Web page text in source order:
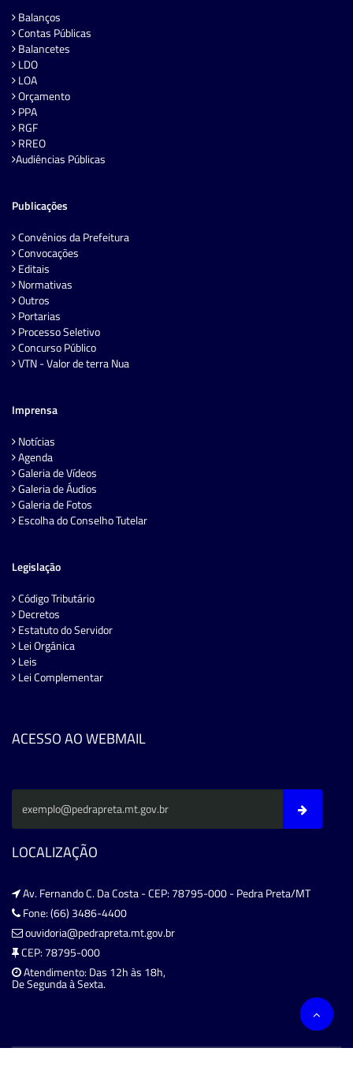
Balanços
Contas Públicas
Balancetes
LDO
LOA
Orçamento
PPA
RGF
RREO
Audiências Públicas
Publicações
Convênios da Prefeitura
Convocações
Editais
Normativas
Outros
Portarias
Processo Seletivo
Concurso Público
VTN - Valor de terra Nua
Imprensa
Notícias
Agenda
Galeria de Vídeos
Galeria de Áudios
Galeria de Fotos
Escolha do Conselho Tutelar
Legislação
Código Tributário
Decretos
Estatuto do Servidor
Lei Orgânica
Leis
Lei Complementar
ACESSO AO WEBMAIL
LOCALIZAÇÃO
Av. Fernando C. Da Costa - CEP: 78795-000 - Pedra Preta/MT
Fone: (66) 3486-4400
ouvidoria@pedrapreta.mt.gov.br
CEP: 78795-000
Atendimento: Das 12h às 18h,
De Segunda à Sexta.